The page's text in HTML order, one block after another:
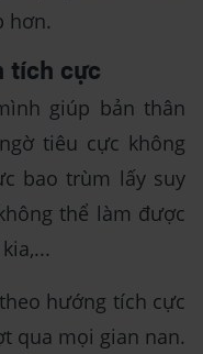
hơn.
tích cực
giúp bản thân
tiêu cực không
bao trùm lấy suy
thể làm được
hướng tích cực
qua mọi gian nan.